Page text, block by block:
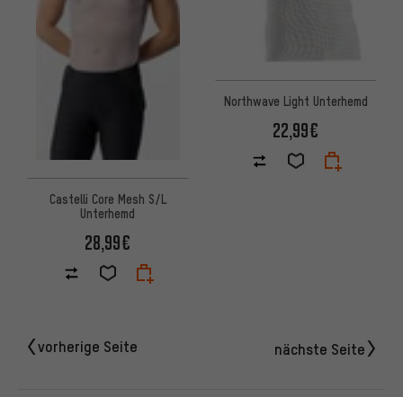
Castelli Core Mesh S/L
Unterhemd
28,99€
Northwave Light Unterhemd
22,99€
vorherige Seite nächste Seite